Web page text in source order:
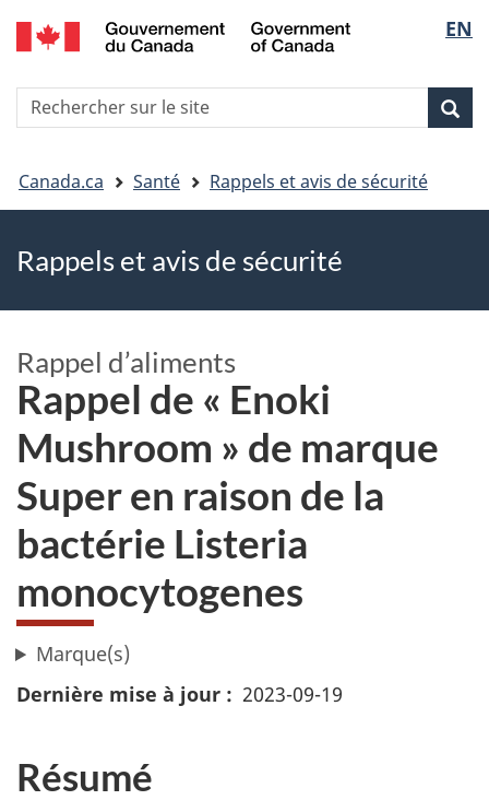
Skip
to
Skip
to
Passer
à
HTML
de
la
EN
Recherche
Vous
êtes
ici
Canada.ca Santé Rappels et avis de sécurité
Rappels et avis de sécurité
Rappel d’aliments
Rappel de « Enoki
Mushroom » de marque
Super en raison de la
bactérie Listeria
monocytogenes
Marque(s)
Dernière mise à jour
2023-09-19
Résumé